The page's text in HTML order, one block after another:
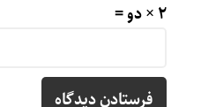
2 × دو =